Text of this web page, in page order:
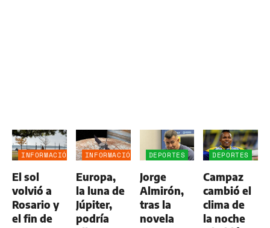
INFORMACIÓN
El sol
volvió a
Rosario y
el fin de
INFORMACIÓN
Europa,
la luna de
Júpiter,
podría
DEPORTES
Jorge
Almirón,
tras la
novela
DEPORTES
Campaz
cambió el
clima de
la noche